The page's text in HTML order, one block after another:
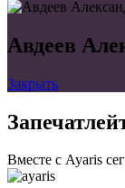
Авдеев
Закрыть
Вместе с Ayaris